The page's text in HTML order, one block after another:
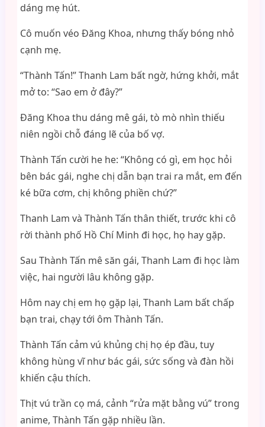
dáng mẹ hút.
Cô muốn véo Đăng Khoa, nhưng thấy bóng nhỏ
cạnh mẹ.
“Thành Tấn!” Thanh Lam bất ngờ, hứng khởi, mắt
mở to: “Sao em ở đây?”
Đăng Khoa thu dáng mê gái, tò mò nhìn thiếu
niên ngồi chỗ đáng lẽ của bố vợ.
Thành Tấn cười he he: “Không có gì, em học hỏi
bên bác gái, nghe chị dẫn bạn trai ra mắt, em đến
ké bữa cơm, chị không phiền chứ?”
Thanh Lam và Thành Tấn thân thiết, trước khi cô
rời thành phố Hồ Chí Minh đi học, họ hay gặp.
Sau Thành Tấn mê săn gái, Thanh Lam đi học làm
việc, hai người lâu không gặp.
Hôm nay chị em họ gặp lại, Thanh Lam bất chấp
bạn trai, chạy tới ôm Thành Tấn.
Thành Tấn cảm vú khủng chị họ ép đầu, tuy
không hùng vĩ như bác gái, sức sống và đàn hồi
khiến cậu thích.
Thịt vú trần cọ má, cảnh “rửa mặt bằng vú” trong
anime, Thành Tấn gặp nhiều lần.